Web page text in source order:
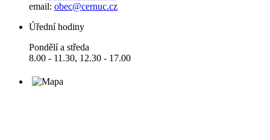
email: obec@cernuc.cz
Úřední hodiny
Pondělí a středa
8.00 - 11.30, 12.30 - 17.00